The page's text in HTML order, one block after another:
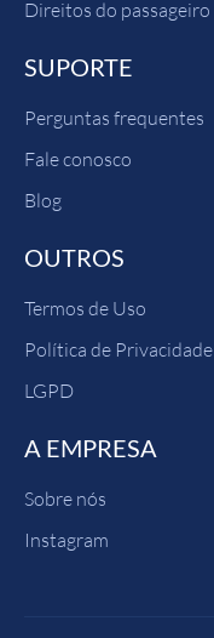
Direitos do passageiro
SUPORTE
Perguntas frequentes
Fale conosco
Blog
OUTROS
Termos de Uso
Política de Privacidade
LGPD
A EMPRESA
Sobre nós
Instagram